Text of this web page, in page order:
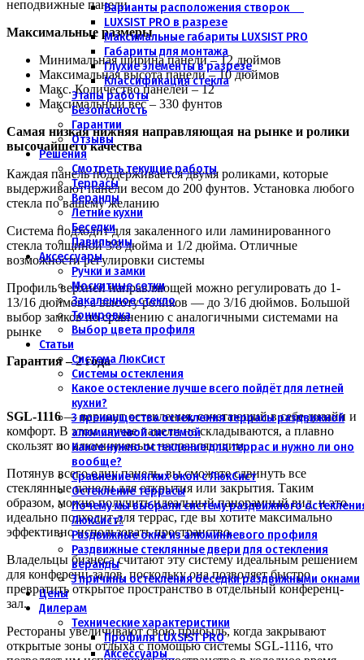
Варианты расположения створок
LUXSIST PRO в разрезе
Максимальные габариты LUXSIST PRO
Габариты для монтажа
Глухие элементы в разрезе
Классификация стекла
Этапы работы
Безопасность
Гарантии
Отзывы
Решения
Смотреть текущие работы
Террасы
Веранды
Летние кухни
Беседки
Павильоны
Аксессуары
Ручки и замки
Москитные сетки
Закаленное стекло
Тонировка
Выбор цвета профиля
Статьи
Система ЛюкСист
Системы остекления
Какое остекление лучше всего пойдёт для летней
кухни?
3 преимущества остекления террасы раздвижной
алюминиевой системой
Какое нужно остекление для террас и нужно ли оно
вообще?
Сравнение мягких окон с ЛюкСист
Остекление террасы
Почему мы выбрали систему раздвижного
ЛюкСист?
Раздвижные окна из алюминиевого профиля
Раздвижные стеклянные двери для остекления
веранды
3 причины остекления беседки раздвижными окнами
Цены
Дилерам
Технические характеристики
Профиля LUXSIST PRO
Аксессуары
неподвижные панели
Максимальные размеры
Минимальная ширина панели – 12 дюймов
Максимальная высота панели – 10 дюймов
Макс. Количество панелей – 12
Максимальный вес – 330 фунтов
Самая низкая нижняя направляющая на рынке и ролики
высочайшего качества
Каждая панель поддерживается двумя роликами, которые
выдерживают панели весом до 200 фунтов. Установка любого
стекла по вашему желанию
Система подходит для закаленного или ламинированного
стекла толщиной 3/8 дюйма и 1/2 дюйма. Отличные
возможности регулировки системы
Профиль верхней направляющей можно регулировать до 1-
13/16 дюймов, а высоту роликов — до 3/16 дюймов. Большой
выбор замков по сравнению с аналогичными системами на
рынке
Гарантия – 2 года
SGL-1116— вариант остекления, сочетающий в себе дизайн и
комфорт. В этом случае панели не складываются, а плавно
скользят по алюминиевым направляющим.
Потянув всего одну панель, вы сможете сдвинуть все
стеклянные панели для открытия или закрытия. Таким
образом, можно получить идеальный панорамный вид, и это
идеально подходит для террас, где вы хотите максимально
эффективно использовать пространство.
Владельцы бизнеса считают эту систему идеальным решением
для конференц-залов, поскольку она позволяет быстро
превратить открытое пространство в отдельный конференц-
зал.
Рестораны увеличивают свою прибыль, когда закрывают
открытые зоны отдыха с помощью системы SGL-1116, что